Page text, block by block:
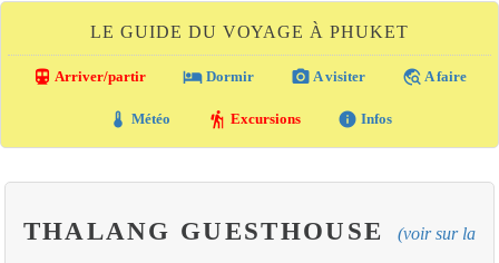
LE GUIDE DU VOYAGE À PHUKET
directions_transit Arriver/partir local_hotel Dormir photo_camera A visiter travel_explore A faire
thermostat Météo hiking Excursions info Infos
THALANG GUESTHOUSE (voir sur la